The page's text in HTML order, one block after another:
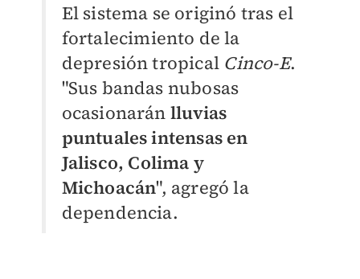
El sistema se originó tras el
fortalecimiento de la
depresión tropical Cinco-E.
"Sus bandas nubosas
ocasionarán lluvias
puntuales intensas en
Jalisco, Colima y
Michoacán", agregó la
dependencia.